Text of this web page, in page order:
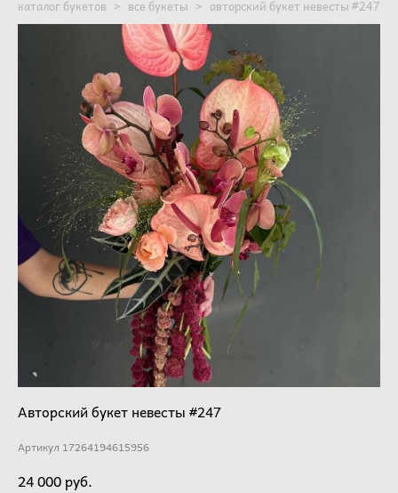
каталог букетов > все букеты > авторский букет невесты #247
Авторский букет невесты #247
Артикул 17264194615956
24 000 pуб.